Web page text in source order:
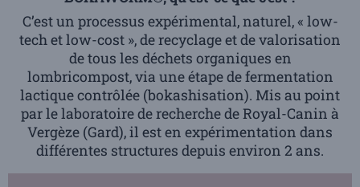
C’est un processus expérimental, naturel, « low-
tech et low-cost », de recyclage et de valorisation
de tous les déchets organiques en
lombricompost, via une étape de fermentation
lactique contrôlée (bokashisation). Mis au point
par le laboratoire de recherche de Royal-Canin à
Vergèze (Gard), il est en expérimentation dans
différentes structures depuis environ 2 ans.